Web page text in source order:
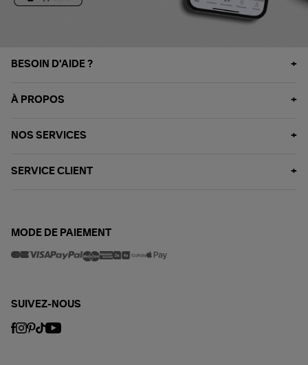
BESOIN D'AIDE ?
À PROPOS
NOS SERVICES
SERVICE CLIENT
MODE DE PAIEMENT
SUIVEZ-NOUS